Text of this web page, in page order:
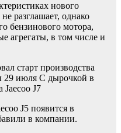
нового
разглашает, однако
бензинового мотора,
агрегаты, в том числе и
старт производства
29 июля С дырочкой в
Jaecoo J7
J5 появится в
в компании.